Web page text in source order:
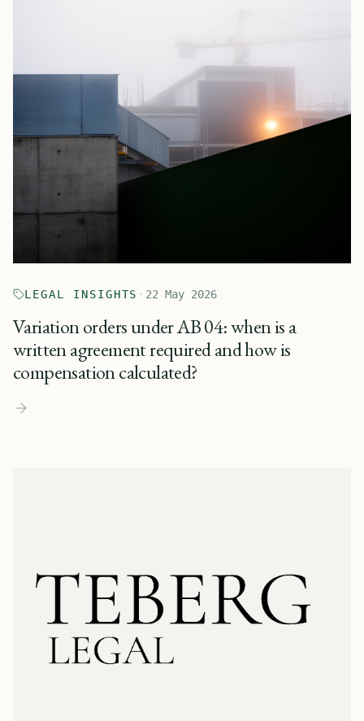
LEGAL INSIGHTS · 22 May 2026
Variation orders under AB 04: when is a
written agreement required and how is
compensation calculated?